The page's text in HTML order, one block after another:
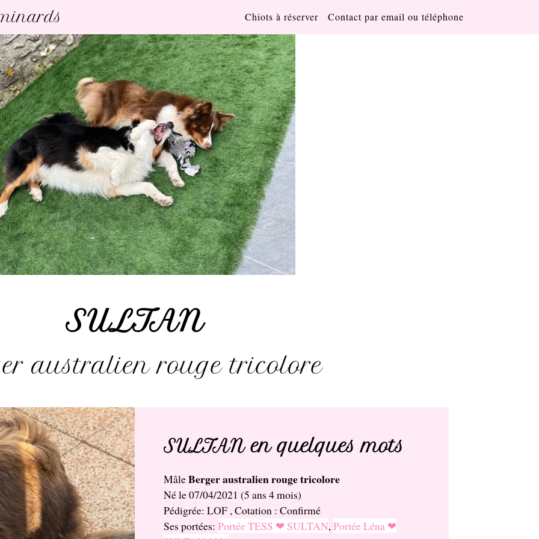
Chiots à réserver Contact par email ou téléphone
SULTAN
australien rouge tricolore
SULTAN en quelques mots
MâleBerger australien rouge tricolore
Né le 07/04/2021 (5 ans 4 mois)
Pédigrée: LOF , Cotation : Confirmé
Ses portées: Portée TESS ❤ SULTAN,Portée Léna ❤